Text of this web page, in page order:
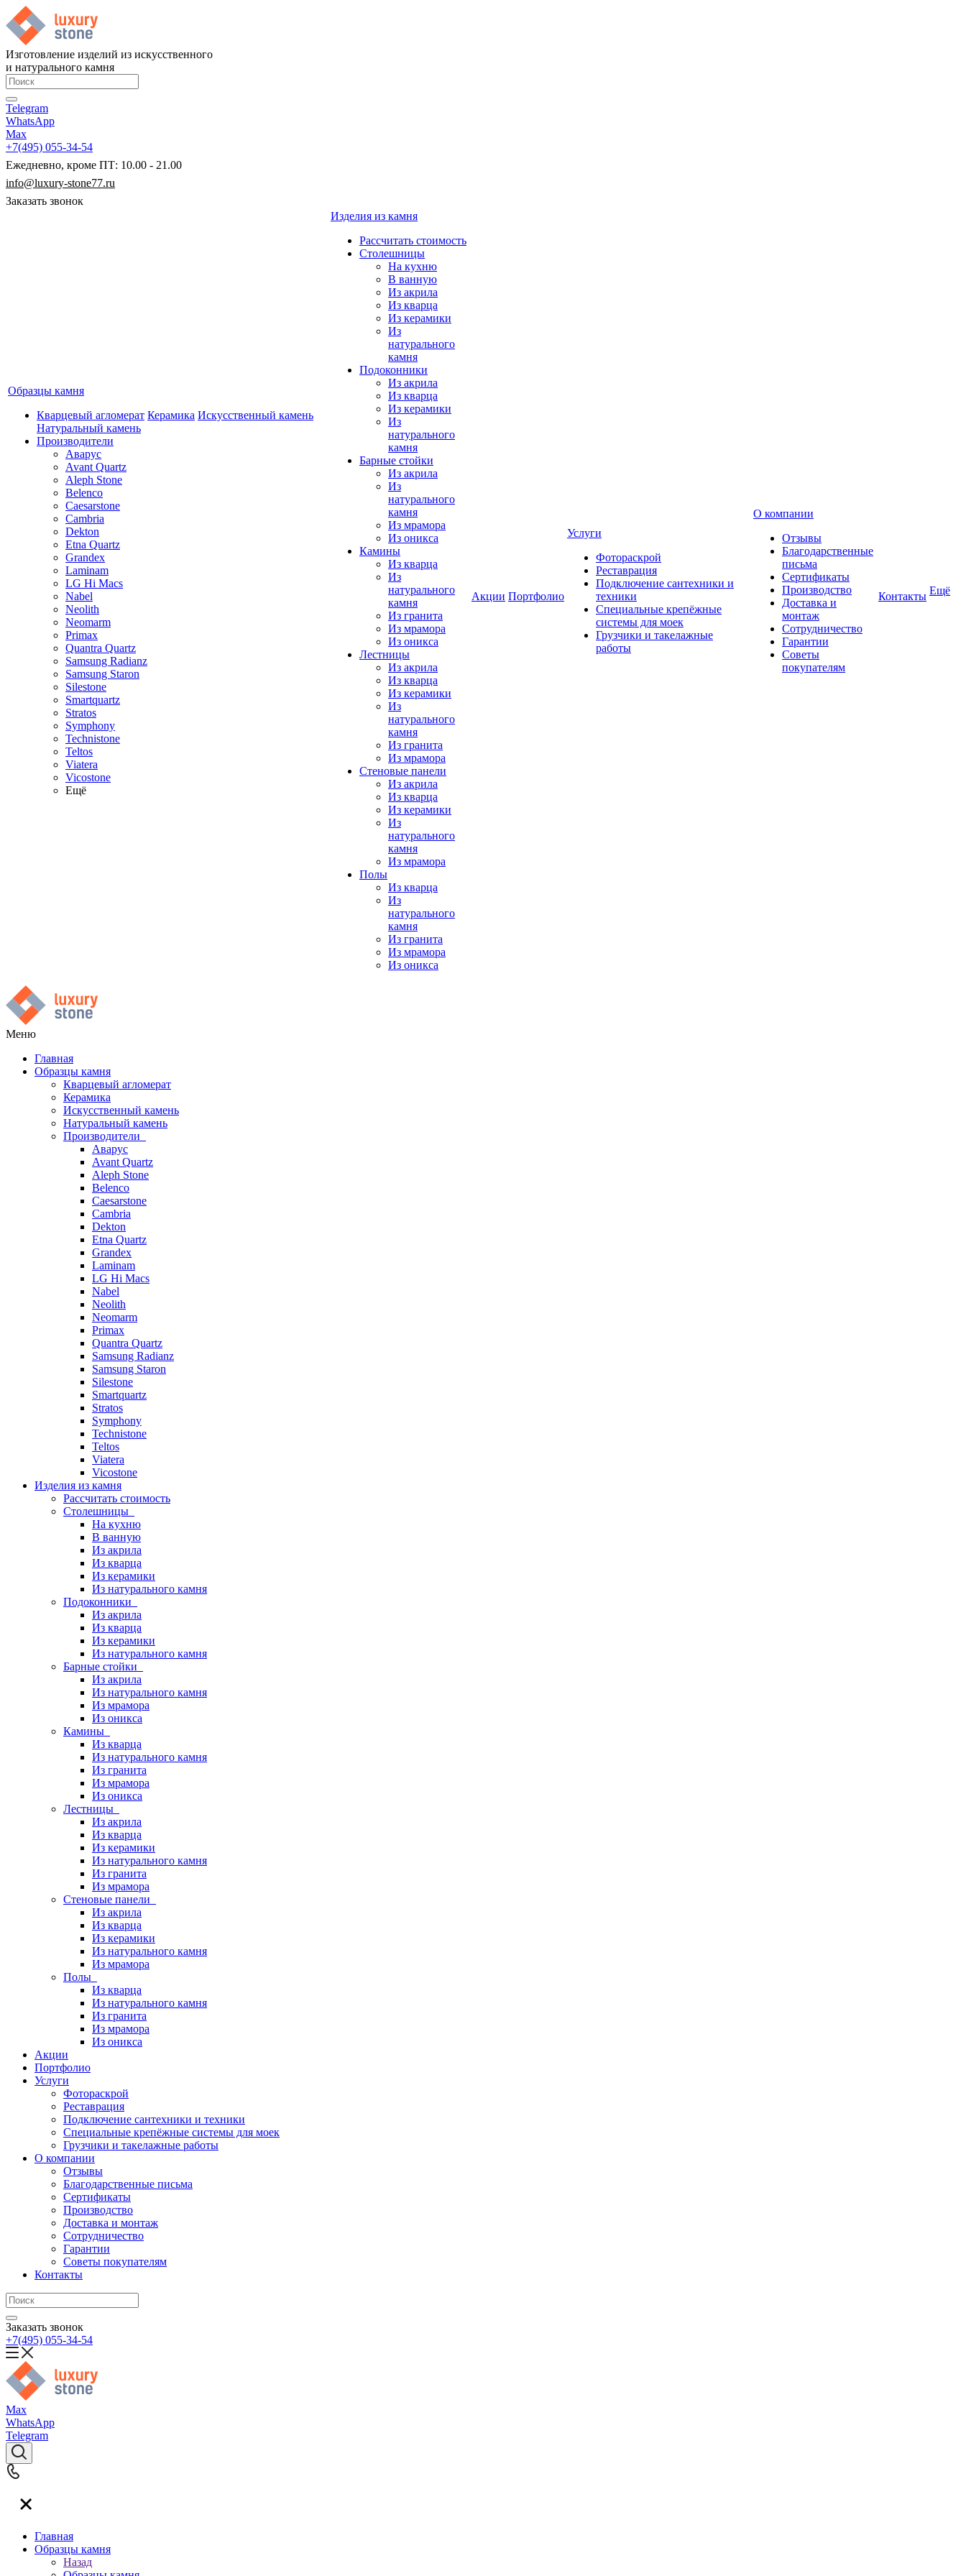
Изготовление изделий из искусственного
и натурального камня
Telegram
WhatsApp
Max
+7(495) 055-34-54
Ежедневно, кроме ПТ: 10.00 - 21.00
info@luxury-stone77.ru
Заказать звонок
Образцы камня
Кварцевый агломерат Керамика Искусственный камень
Натуральный камень
Производители
Аварус
Avant Quartz
Aleph Stone
Belenco
Caesarstone
Cambria
Dekton
Etna Quartz
Grandex
Laminam
LG Hi Macs
Nabel
Neolith
Neomarm
Primax
Quantra Quartz
Samsung Radianz
Samsung Staron
Silestone
Smartquartz
Stratos
Symphony
Technistone
Teltos
Viatera
Vicostone
Ещё
Изделия из камня
Рассчитать стоимость
Столешницы
На кухню
В ванную
Из акрила
Из кварца
Из керамики
Из
натурального
камня
Подоконники
Из акрила
Из кварца
Из керамики
Из
натурального
камня
Барные стойки
Из акрила
Из
натурального
камня
Из мрамора
Из оникса
Камины
Из кварца
Из
натурального
камня
Из гранита
Из мрамора
Из оникса
Лестницы
Из акрила
Из кварца
Из керамики
Из
натурального
камня
Из гранита
Из мрамора
Стеновые панели
Из акрила
Из кварца
Из керамики
Из
натурального
камня
Из мрамора
Полы
Из кварца
Из
натурального
камня
Из гранита
Из мрамора
Из оникса
Акции Портфолио
Услуги
Фотораскрой
Реставрация
Подключение сантехники и
техники
Специальные крепёжные
системы для моек
Грузчики и такелажные
работы
О компании
Отзывы
Благодарственные
письма
Сертификаты
Производство
Доставка и
монтаж
Сотрудничество
Гарантии
Советы
покупателям
Контакты Ещё
Меню
Главная
Образцы камня
Кварцевый агломерат
Керамика
Искусственный камень
Натуральный камень
Производители
Аварус
Avant Quartz
Aleph Stone
Belenco
Caesarstone
Cambria
Dekton
Etna Quartz
Grandex
Laminam
LG Hi Macs
Nabel
Neolith
Neomarm
Primax
Quantra Quartz
Samsung Radianz
Samsung Staron
Silestone
Smartquartz
Stratos
Symphony
Technistone
Teltos
Viatera
Vicostone
Изделия из камня
Рассчитать стоимость
Столешницы
На кухню
В ванную
Из акрила
Из кварца
Из керамики
Из натурального камня
Подоконники
Из акрила
Из кварца
Из керамики
Из натурального камня
Барные стойки
Из акрила
Из натурального камня
Из мрамора
Из оникса
Камины
Из кварца
Из натурального камня
Из гранита
Из мрамора
Из оникса
Лестницы
Из акрила
Из кварца
Из керамики
Из натурального камня
Из гранита
Из мрамора
Стеновые панели
Из акрила
Из кварца
Из керамики
Из натурального камня
Из мрамора
Полы
Из кварца
Из натурального камня
Из гранита
Из мрамора
Из оникса
Акции
Портфолио
Услуги
Фотораскрой
Реставрация
Подключение сантехники и техники
Специальные крепёжные системы для моек
Грузчики и такелажные работы
О компании
Отзывы
Благодарственные письма
Сертификаты
Производство
Доставка и монтаж
Сотрудничество
Гарантии
Советы покупателям
Контакты
Заказать звонок
+7(495) 055-34-54
Max
WhatsApp
Telegram
Главная
Образцы камня
Назад